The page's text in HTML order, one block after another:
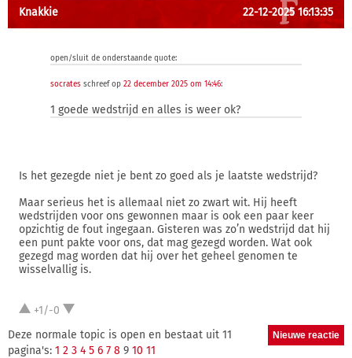
Knakkie 22-12-2025 16:13:35
open/sluit de onderstaande quote:
socrates schreef op 22 december 2025 om 14:46:
1 goede wedstrijd en alles is weer ok?
Is het gezegde niet je bent zo goed als je laatste wedstrijd?
Maar serieus het is allemaal niet zo zwart wit. Hij heeft
wedstrijden voor ons gewonnen maar is ook een paar keer
opzichtig de fout ingegaan. Gisteren was zo’n wedstrijd dat hij
een punt pakte voor ons, dat mag gezegd worden. Wat ook
gezegd mag worden dat hij over het geheel genomen te
wisselvallig is.
+1/-0
Deze normale topic is open en bestaat uit 11
pagina's: 1 2 3 4 5 6 7 8 9 10 11